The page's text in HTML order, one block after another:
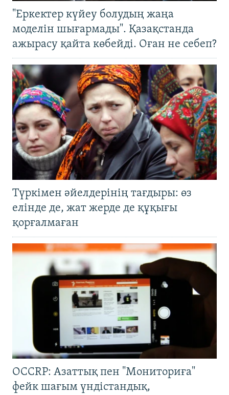
"Еркектер күйеу болудың жаңа
моделін шығармады". Қазақстанда
ажырасу қайта көбейді. Оған не себеп?
Түркімен әйелдерінің тағдыры: өз
елінде де, жат жерде де құқығы
қорғалмаған
OCCRP: Азаттық пен "Мониториға"
фейк шағым үндістандық,